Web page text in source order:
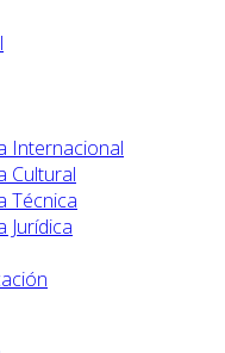
Internacional
Cultural
Técnica
Jurídica